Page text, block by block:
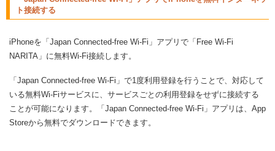
ト接続する
iPhoneを「Japan Connected-free Wi-Fi」アプリで「Free Wi-Fi
NARITA」に無料Wi-Fi接続します。
「Japan Connected-free Wi-Fi」で1度利用登録を行うことで、対応して
いる無料Wi-Fiサービスに、サービスごとの利用登録をせずに接続する
ことが可能になります。「Japan Connected-free Wi-Fi」アプリは、App
Storeから無料でダウンロードできます。